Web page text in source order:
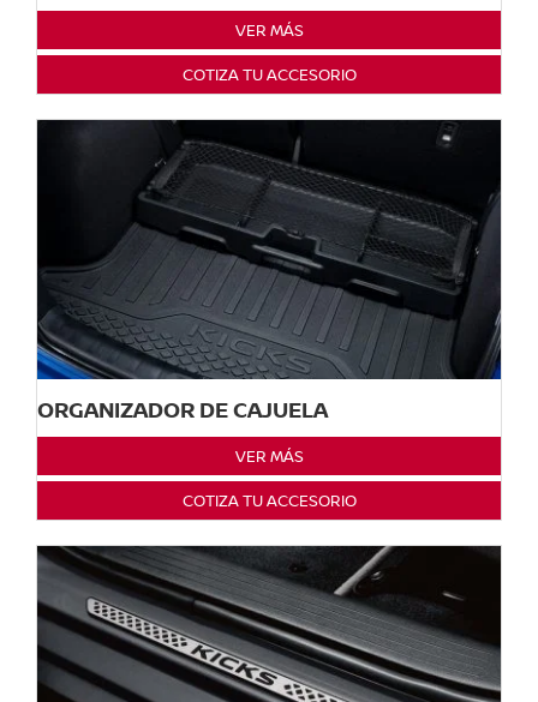
VER MÁS
COTIZA TU ACCESORIO
ORGANIZADOR DE CAJUELA
VER MÁS
COTIZA TU ACCESORIO